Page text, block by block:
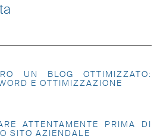
UN BLOG OTTIMIZZATO:
E OTTIMIZZAZIONE
ATTENTAMENTE PRIMA DI
SITO AZIENDALE